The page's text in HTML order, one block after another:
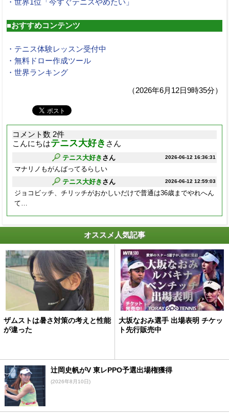
・世界1位「今すぐテニスやめたい」
■おすすめコンテンツ
・テニス体験レッスン受付中
・無料ドロー作成ツール
・世界ランキング
（2026年6月12日9時35分）
コメント数 2件
こんにちはテニス大好き さん
2026-06-12 16:36:31
テニス大好き さん
マナリノもがんばってるらしい
2026-06-12 12:59:03
テニス大好き さん
ジョコビッチ、チリッチがおかしいだけで普通は36歳までやれへん
て…
オススメ人気記事
ザムストは暑さ対策の考えと性能
が違った
大坂なおみ選手 出場表明 チケッ
ト先行販売中
辻岡史帆がV 東レPPO予選出場権獲得
(2026年8月10日)